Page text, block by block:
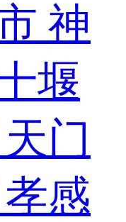
神
堰
天门
孝感